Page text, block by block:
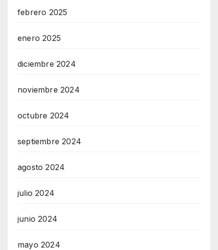
febrero 2025
enero 2025
diciembre 2024
noviembre 2024
octubre 2024
septiembre 2024
agosto 2024
julio 2024
junio 2024
mayo 2024